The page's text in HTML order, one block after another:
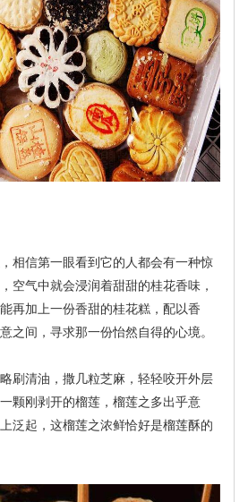
相信第一眼看到它的人都会有一种惊
空气中就会浸润着甜甜的桂花香味，
再加上一份香甜的桂花糕，配以香
之间，寻求那一份怡然自得的心境。
刷清油，撒几粒芝麻，轻轻咬开外层
颗刚剥开的榴莲，榴莲之多出乎意
泛起，这榴莲之浓鲜恰好是榴莲酥的